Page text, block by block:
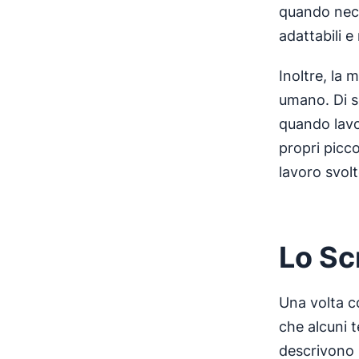
quando
adattabili e
Inoltre, la
umano. Di
quando
propri
lavoro
Lo
Una volta
che alcuni
descrivono